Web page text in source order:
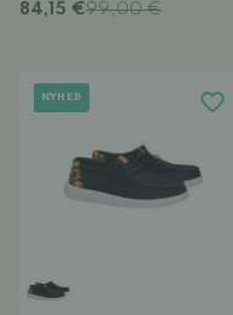
84,15 €99,00 €
NYHED